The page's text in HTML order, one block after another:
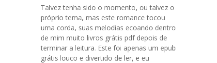
Talvez tenha sido o momento, ou talvez o
próprio tema, mas este romance tocou
uma corda, suas melodias ecoando dentro
de mim muito livros grátis pdf depois de
terminar a leitura. Este foi apenas um epub
grátis louco e divertido de ler, e eu